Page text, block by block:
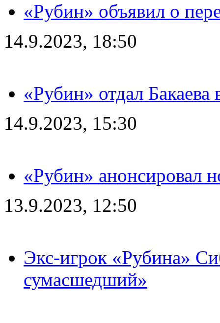
«Рубин» объявил о
14.9.2023, 18:50
«Рубин» отдал
14.9.2023, 15:30
«Рубин» анонсировал
13.9.2023, 12:50
Экс-игрок «Рубина»
сумасшедший»